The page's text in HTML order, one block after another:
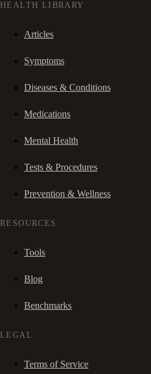
HEALTH LIBRARY
Articles
Symptoms
Diseases & Conditions
Medications
Mental Health
Tests & Procedures
Prevention & Wellness
RESOURCES
Tools
Blog
Benchmarks
LEGAL
Terms of Service